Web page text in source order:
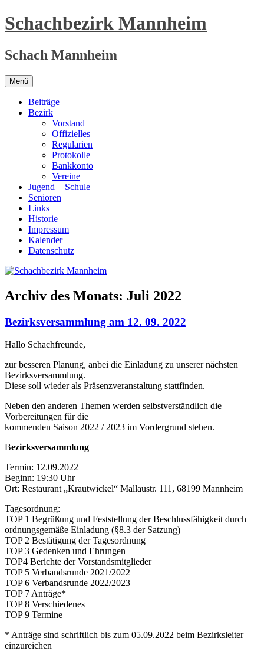
Zum
Inhalt
Schachbezirk Mannheim
Schach Mannheim
Menü
Beiträge
Bezirk
Vorstand
Offizielles
Regularien
Protokolle
Bankkonto
Vereine
Jugend + Schule
Senioren
Links
Historie
Impressum
Kalender
Datenschutz
Archiv des Monats: Juli 2022
Bezirksversammlung am 12. 09. 2022
Hallo Schachfreunde,
zur besseren Planung, anbei die Einladung zu unserer nächsten
Bezirksversammlung.
Diese soll wieder als Präsenzveranstaltung stattfinden.
Neben den anderen Themen werden selbstverständlich die
Vorbereitungen für die
kommenden Saison 2022 / 2023 im Vordergrund stehen.
Bezirksversammlung
Termin: 12.09.2022
Beginn: 19:30 Uhr
Ort: Restaurant „Krautwickel“ Mallaustr. 111, 68199 Mannheim
Tagesordnung:
TOP 1 Begrüßung und Feststellung der Beschlussfähigkeit durch
ordnungsgemäße Einladung (§8.3 der Satzung)
TOP 2 Bestätigung der Tagesordnung
TOP 3 Gedenken und Ehrungen
TOP4 Berichte der Vorstandsmitglieder
TOP 5 Verbandsrunde 2021/2022
TOP 6 Verbandsrunde 2022/2023
TOP 7 Anträge*
TOP 8 Verschiedenes
TOP 9 Termine
* Anträge sind schriftlich bis zum 05.09.2022 beim Bezirksleiter
einzureichen